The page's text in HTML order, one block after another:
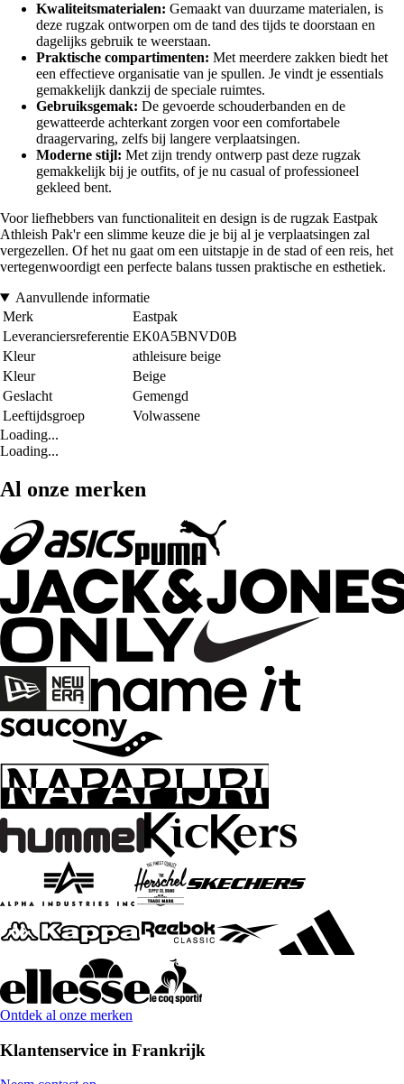
Kwaliteitsmaterialen: Gemaakt van duurzame materialen, is
deze rugzak ontworpen om de tand des tijds te doorstaan en
dagelijks gebruik te weerstaan.
Praktische compartimenten: Met meerdere zakken biedt het
een effectieve organisatie van je spullen. Je vindt je essentials
gemakkelijk dankzij de speciale ruimtes.
Gebruiksgemak: De gevoerde schouderbanden en de
gewatteerde achterkant zorgen voor een comfortabele
draagervaring, zelfs bij langere verplaatsingen.
Moderne stijl: Met zijn trendy ontwerp past deze rugzak
gemakkelijk bij je outfits, of je nu casual of professioneel
gekleed bent.
Voor liefhebbers van functionaliteit en design is de rugzak Eastpak
Athleish Pak'r een slimme keuze die je bij al je verplaatsingen zal
vergezellen. Of het nu gaat om een uitstapje in de stad of een reis, het
vertegenwoordigt een perfecte balans tussen praktische en esthetiek.
Aanvullende informatie
Merk
Eastpak
Leveranciersreferentie EK0A5BNVD0B
Kleur
athleisure beige
Kleur
Beige
Geslacht
Gemengd
Leeftijdsgroep
Volwassene
Loading...
Loading...
Al onze merken
Ontdek al onze merken
Klantenservice in Frankrijk